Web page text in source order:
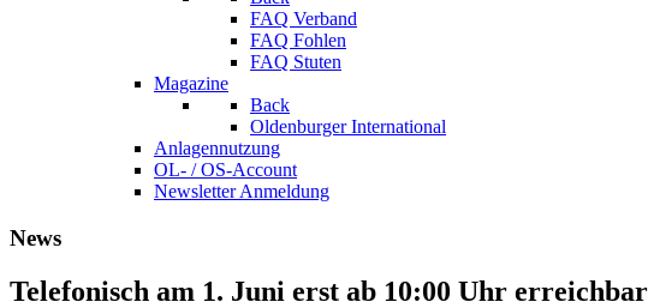
FAQ Verband
FAQ Fohlen
FAQ Stuten
Magazine
Back
Oldenburger International
Anlagennutzung
OL- / OS-Account
Newsletter Anmeldung
News
Telefonisch am 1. Juni erst ab 10:00 Uhr erreichbar